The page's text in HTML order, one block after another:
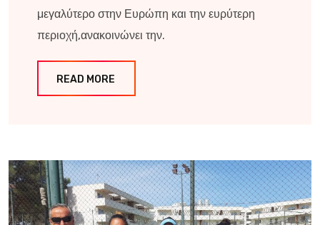
μεγαλύτερο στην Ευρώπη και την ευρύτερη
περιοχή,ανακοινώνει την.
READ MORE